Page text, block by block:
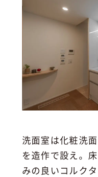
洗面室は化粧洗
を造作で設え。
みの良いコルク